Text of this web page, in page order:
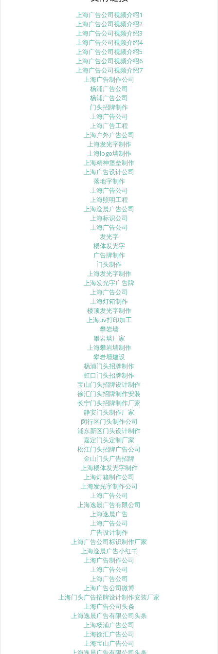
上海广告公司视频介绍1
上海广告公司视频介绍2
上海广告公司视频介绍3
上海广告公司视频介绍4
上海广告公司视频介绍5
上海广告公司视频介绍6
上海广告公司视频介绍7
上海广告制作公司
杨浦广告公司
杨浦广告公司
门头招牌制作
上海广告公司
上海广告工程
上海户外广告公司
上海发光字制作
上海logo墙制作
上海精神堡垒制作
上海广告设计公司
落地字制作
上海广告公司
上海照明工程
上海逸晨广告公司
上海标识公司
上海广告公司
发光字
楼体发光字
广告牌制作
门头制作
上海发光字制作
上海发光字广告牌
上海广告公司
上海灯箱制作
楼顶发光字制作
上海uv打印加工
攀岩墙
攀岩墙厂家
上海攀岩墙制作
攀岩墙建设
杨浦门头招牌制作
虹口门头招牌制作
宝山门头招牌设计制作
徐汇门头招牌制作安装
长宁门头招牌制作厂家
静安门头制作厂家
闵行区门头制作公司
浦东新区门头设计制作
嘉定门头定制厂家
松江门头招牌广告公司
金山门头广告招牌
上海楼体发光字制作
上海灯箱制作公司
上海发光字制作公司
上海广告公司
上海逸晨广告有限公司
上海逸晨广告
上海广告公司
广告设计制作
上海广告公司标识制作厂家
上海逸晨广告小红书
上海广告制作公司
上海广告公司
上海广告公司
上海广告公司微博
上海门头广告招牌设计制作安装厂家
上海广告公司头条
上海逸晨广告有限公司头条
上海杨浦广告公司
上海徐汇广告公司
上海宝山广告公司